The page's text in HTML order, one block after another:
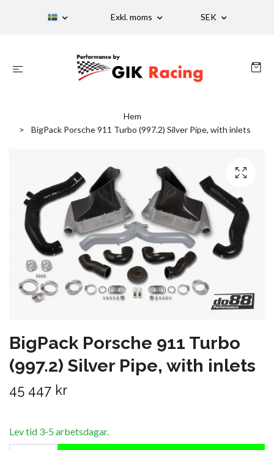
Exkl. moms SEK
Hem
BigPack Porsche 911 Turbo (997.2) Silver Pipe, with inlets
BigPack Porsche 911 Turbo
(997.2) Silver Pipe, with inlets
45 447 kr
Lev tid 3-5 arbetsdagar.